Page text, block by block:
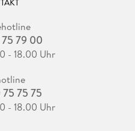
79 00
- 18.00 Uhr
75 75
- 18.00 Uhr